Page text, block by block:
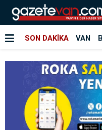
SON DAKİKA VAN